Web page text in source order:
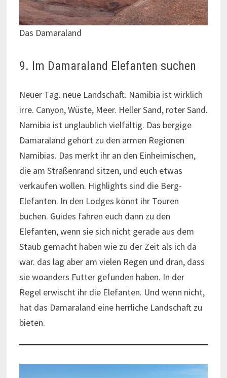
Das Damaraland
9. Im Damaraland Elefanten suchen
Neuer Tag. neue Landschaft. Namibia ist wirklich
irre. Canyon, Wüste, Meer. Heller Sand, roter Sand.
Namibia ist unglaublich vielfältig. Das bergige
Damaraland gehört zu den armen Regionen
Namibias. Das merkt ihr an den Einheimischen,
die am Straßenrand sitzen, und euch etwas
verkaufen wollen. Highlights sind die Berg-
Elefanten. In den Lodges könnt ihr Touren
buchen. Guides fahren euch dann zu den
Elefanten, wenn sie sich nicht gerade aus dem
Staub gemacht haben wie zu der Zeit als ich da
war. das lag aber am vielen Regen und dran, dass
sie woanders Futter gefunden haben. In der
Regel erwischt ihr die Elefanten. Und wenn nicht,
hat das Damaraland eine herrliche Landschaft zu
bieten.